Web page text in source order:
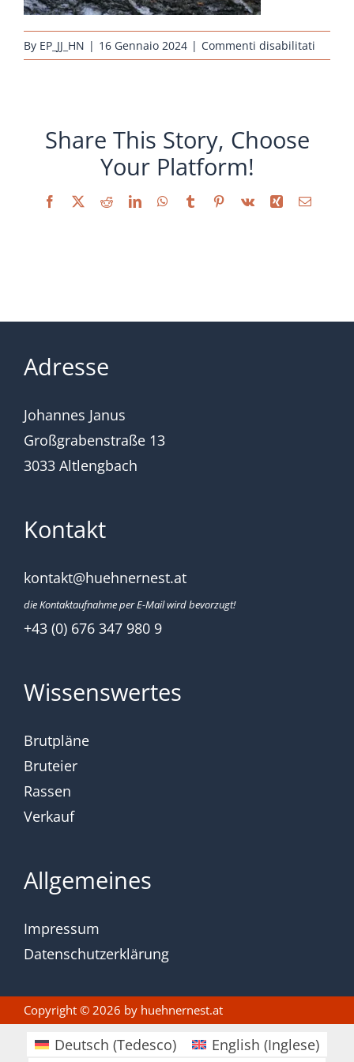
By EP_JJ_HN | 16 Gennaio 2024 | Commenti disabilitati
Share This Story, Choose
Your Platform!
Facebook
X RedditLinkedInWhatsApp
TumblrPinterest
Vk Xing Email
Adresse
Johannes Janus
Großgrabenstraße 13
3033 Altlengbach
Kontakt
kontakt@huehnernest.at
die Kontaktaufnahme per E-Mail wird bevorzugt!
+43 (0) 676 347 980 9
Wissenswertes
Brutpläne
Bruteier
Rassen
Verkauf
Allgemeines
Impressum
Datenschutzerklärung
Copyright © 2026 by huehnernest.at
Deutsch (Tedesco) English (Inglese)